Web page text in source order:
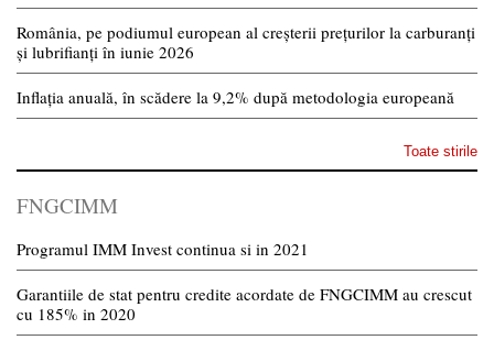
România, pe podiumul european al creșterii prețurilor la carburanți
și lubrifianți în iunie 2026
Inflația anuală, în scădere la 9,2% după metodologia europeană
Toate stirile
FNGCIMM
Programul IMM Invest continua si in 2021
Garantiile de stat pentru credite acordate de FNGCIMM au crescut
cu 185% in 2020